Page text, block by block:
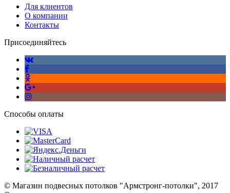
Для клиентов
О компании
Контакты
Присоединяйтесь
Способы оплаты
© Магазин подвесных потолков "Армстронг-потолки", 2017